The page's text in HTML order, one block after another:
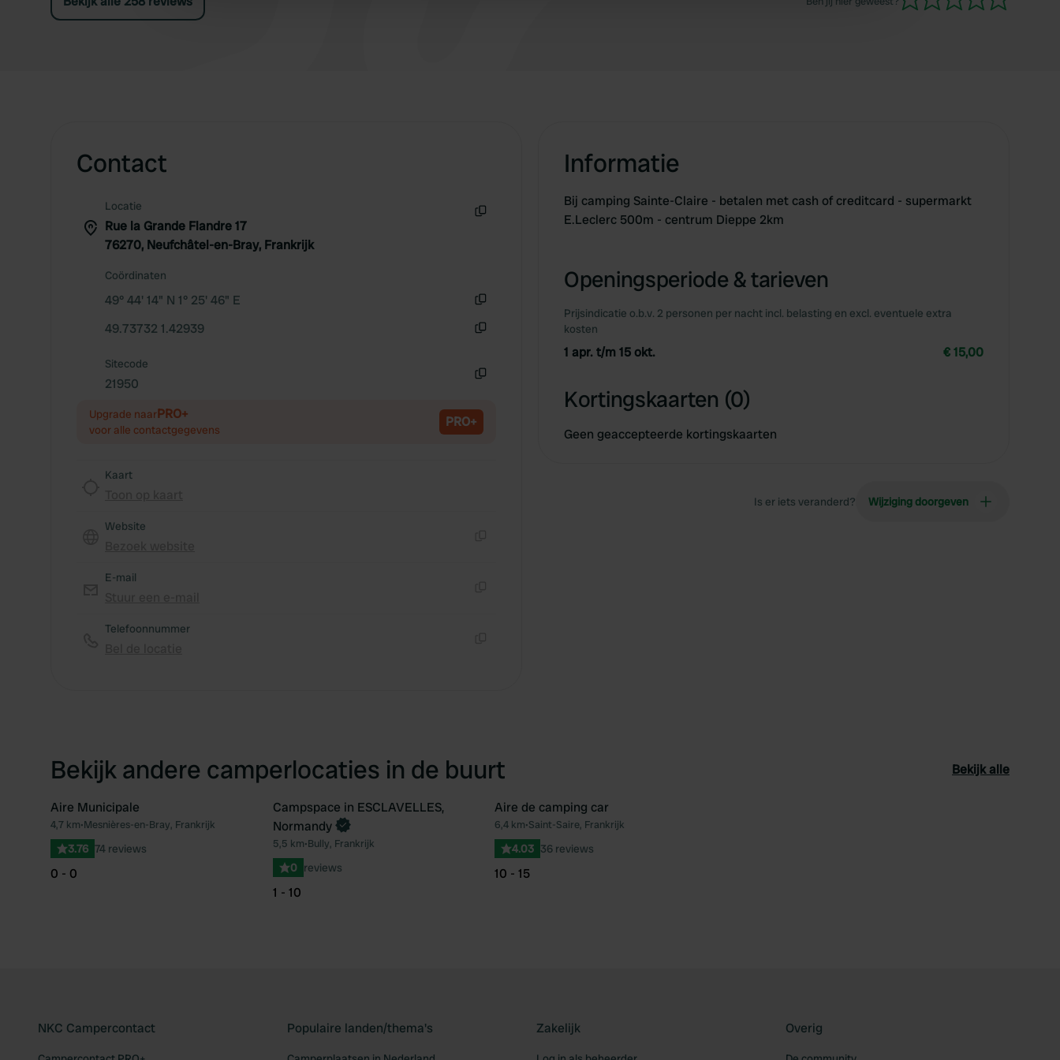
Contact
Locatie
Rue la Grande Flandre 17
76270, Neufchâtel-en-Bray, Frankrijk
Coördinaten
49° 44' 14" N 1° 25' 46" E
49.73732 1.42939
Sitecode
21950
Upgrade naarPRO+
voor alle contactgegevens PRO+
Kaart
Website
E-mail
Telefoonnummer
Informatie
Bij camping Sainte-Claire - betalen met cash of creditcard - supermarkt
E.Leclerc 500m - centrum Dieppe 2km
Openingsperiode & tarieven
Prijsindicatie o.b.v. 2 personen per nacht incl. belasting en excl. eventuele extra
kosten
1 apr. t/m 15 okt. € 15,00
Kortingskaarten (0)
Geen geaccepteerde kortingskaarten
Is er iets veranderd? Wijziging doorgeven
Bekijk andere camperlocaties in de buurt Bekijk alle
Favoriet
Aire Municipale
4,7 km•Mesnières-en-Bray, Frankrijk
3.76 74 reviews
0 - 0
Favoriet
Boek direct
Campspace in ESCLAVELLES,
Normandy
5,5 km•Bully, Frankrijk
0 reviews
1 - 10
Aire de camping car
6,4 km•Saint-Saire, Frankrijk
4.03 36 reviews
10 - 15
NKC Campercontact Populaire landen/thema's Zakelijk Overig